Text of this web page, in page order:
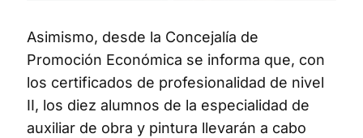
Asimismo, desde la Concejalía de
Promoción Económica se informa que, con
los certificados de profesionalidad de nivel
II, los diez alumnos de la especialidad de
auxiliar de obra y pintura llevarán a cabo